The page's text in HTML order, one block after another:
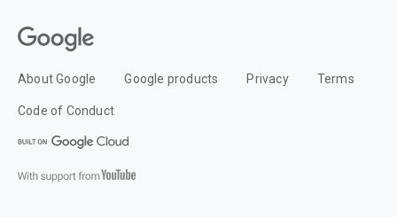
About Google Google products Privacy Terms
Code of Conduct